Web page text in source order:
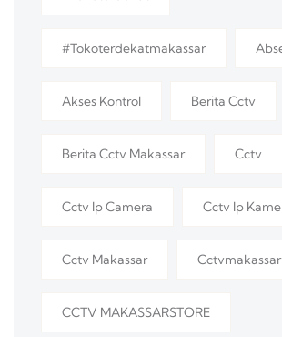
#tokoterdekatmakassar
Akses Kontrol Berita Cctv
Berita Cctv Makassar Cctv
Cctv Ip Camera Cctv Ip
Cctv Makassar Cctvmakassar
CCTV MAKASSARSTORE